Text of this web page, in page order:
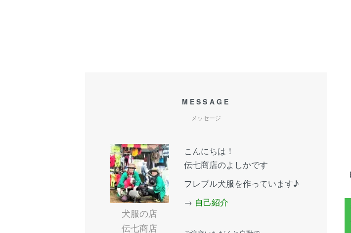
MESSAGE
メッセージ
犬服の店
伝七商店
こんにちは！
伝七商店のよしかです
フレブル犬服を作っています♪
→ 自己紹介